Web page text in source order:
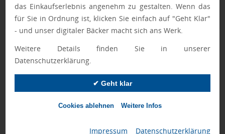
das Einkaufserlebnis angenehm zu gestalten. Wenn das
für Sie in Ordnung ist, klicken Sie einfach auf "Geht Klar"
- und unser digitaler Bäcker macht sich ans Werk.
Weitere Details finden Sie in unserer
Datenschutzerklärung.
✔ Geht klar
Cookies ablehnen Weitere Infos
Impressum Datenschutzerklärung
Zusatzinformation
Artikelnummer: 037-4050-2
Farbe:
Ø 2,0 x 10,0 cm